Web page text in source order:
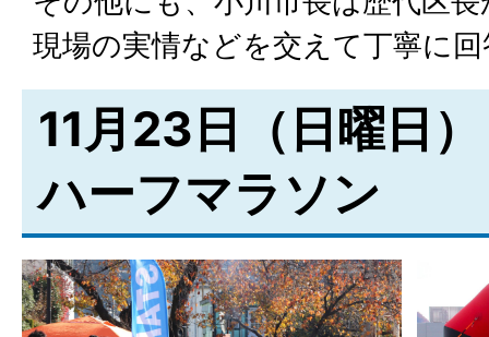
現場の実情などを交えて丁寧に
11月23日（日曜日
ハーフマラソン